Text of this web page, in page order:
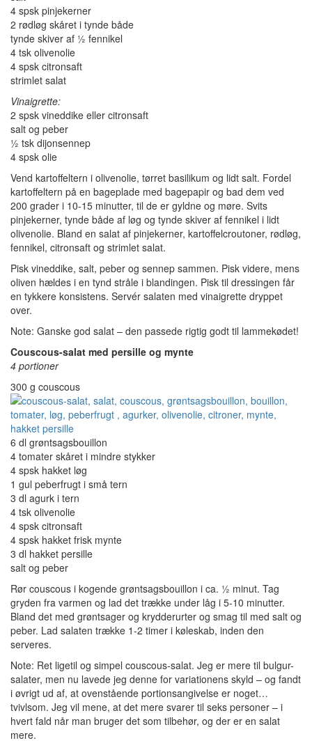
4 spsk pinjekerner
2 rødløg skåret i tynde både
tynde skiver af ½ fennikel
4 tsk olivenolie
4 spsk citronsaft
strimlet salat
Vinaigrette:
2 spsk vineddike eller citronsaft
salt og peber
½ tsk dijonsennep
4 spsk olie
Vend kartoffeltern i olivenolie, tørret basilikum og lidt salt. Fordel
kartoffeltern på en bageplade med bagepapir og bad dem ved
200 grader i 10-15 minutter, til de er gyldne og møre. Svits
pinjekerner, tynde både af løg og tynde skiver af fennikel i lidt
olivenolie. Bland en salat af pinjekerner, kartoffelcroutoner, rødløg,
fennikel, citronsaft og strimlet salat.
Pisk vineddike, salt, peber og sennep sammen. Pisk videre, mens
oliven hældes i en tynd stråle i blandingen. Pisk til dressingen får
en tykkere konsistens. Servér salaten med vinaigrette dryppet
over.
Note: Ganske god salat – den passede rigtig godt til lammekødet!
Couscous-salat med persille og mynte
4 portioner
300 g couscous
6 dl grøntsagsbouillon
4 tomater skåret i mindre stykker
4 spsk hakket løg
1 gul peberfrugt i små tern
3 dl agurk i tern
4 tsk olivenolie
4 spsk citronsaft
4 spsk hakket frisk mynte
3 dl hakket persille
salt og peber
Rør couscous i kogende grøntsagsbouillon i ca. ½ minut. Tag
gryden fra varmen og lad det trække under låg i 5-10 minutter.
Bland det med grøntsager og krydderurter og smag til med salt og
peber. Lad salaten trække 1-2 timer i køleskab, inden den
serveres.
Note: Ret ligetil og simpel couscous-salat. Jeg er mere til bulgur-
salater, men nu lavede jeg denne for variationens skyld – og fandt
i øvrigt ud af, at ovenstående portionsangivelse er noget…
tvivlsom. Jeg vil mene, at det mere svarer til seks personer – i
hvert fald når man bruger det som tilbehør, og der er en salat
mere.